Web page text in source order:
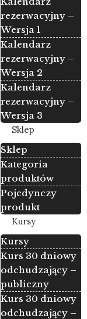
rezerwacyjny –
Wersja 1
Kalendarz
rezerwacyjny –
Wersja 2
Kalendarz
rezerwacyjny –
Wersja 3
Sklep
Sklep
Kategoria
produktów
Pojedynczy
produkt
Kursy
Kursy
Kurs 30 dniowy
odchudzający –
publiczny
Kurs 30 dniowy
odchudzający –